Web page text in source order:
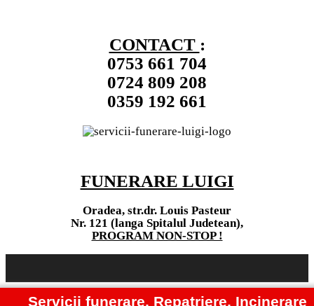
CONTACT :
0753 661 704
0724 809 208
0359 192 661
FUNERARE LUIGI
Oradea, str.dr. Louis Pasteur
Nr. 121 (langa Spitalul Judetean),
PROGRAM NON-STOP !
Servicii funerare, Repatriere, Incinerare